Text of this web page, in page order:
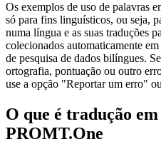
Os exemplos de uso de palavras
só para fins linguísticos, ou seja,
numa língua e as suas traduções
colecionados automaticamente
de pesquisa de dados bilíngues.
ortografia, pontuação ou outro
use a opção "Reportar um erro"
O que é tradução
PROMT.One